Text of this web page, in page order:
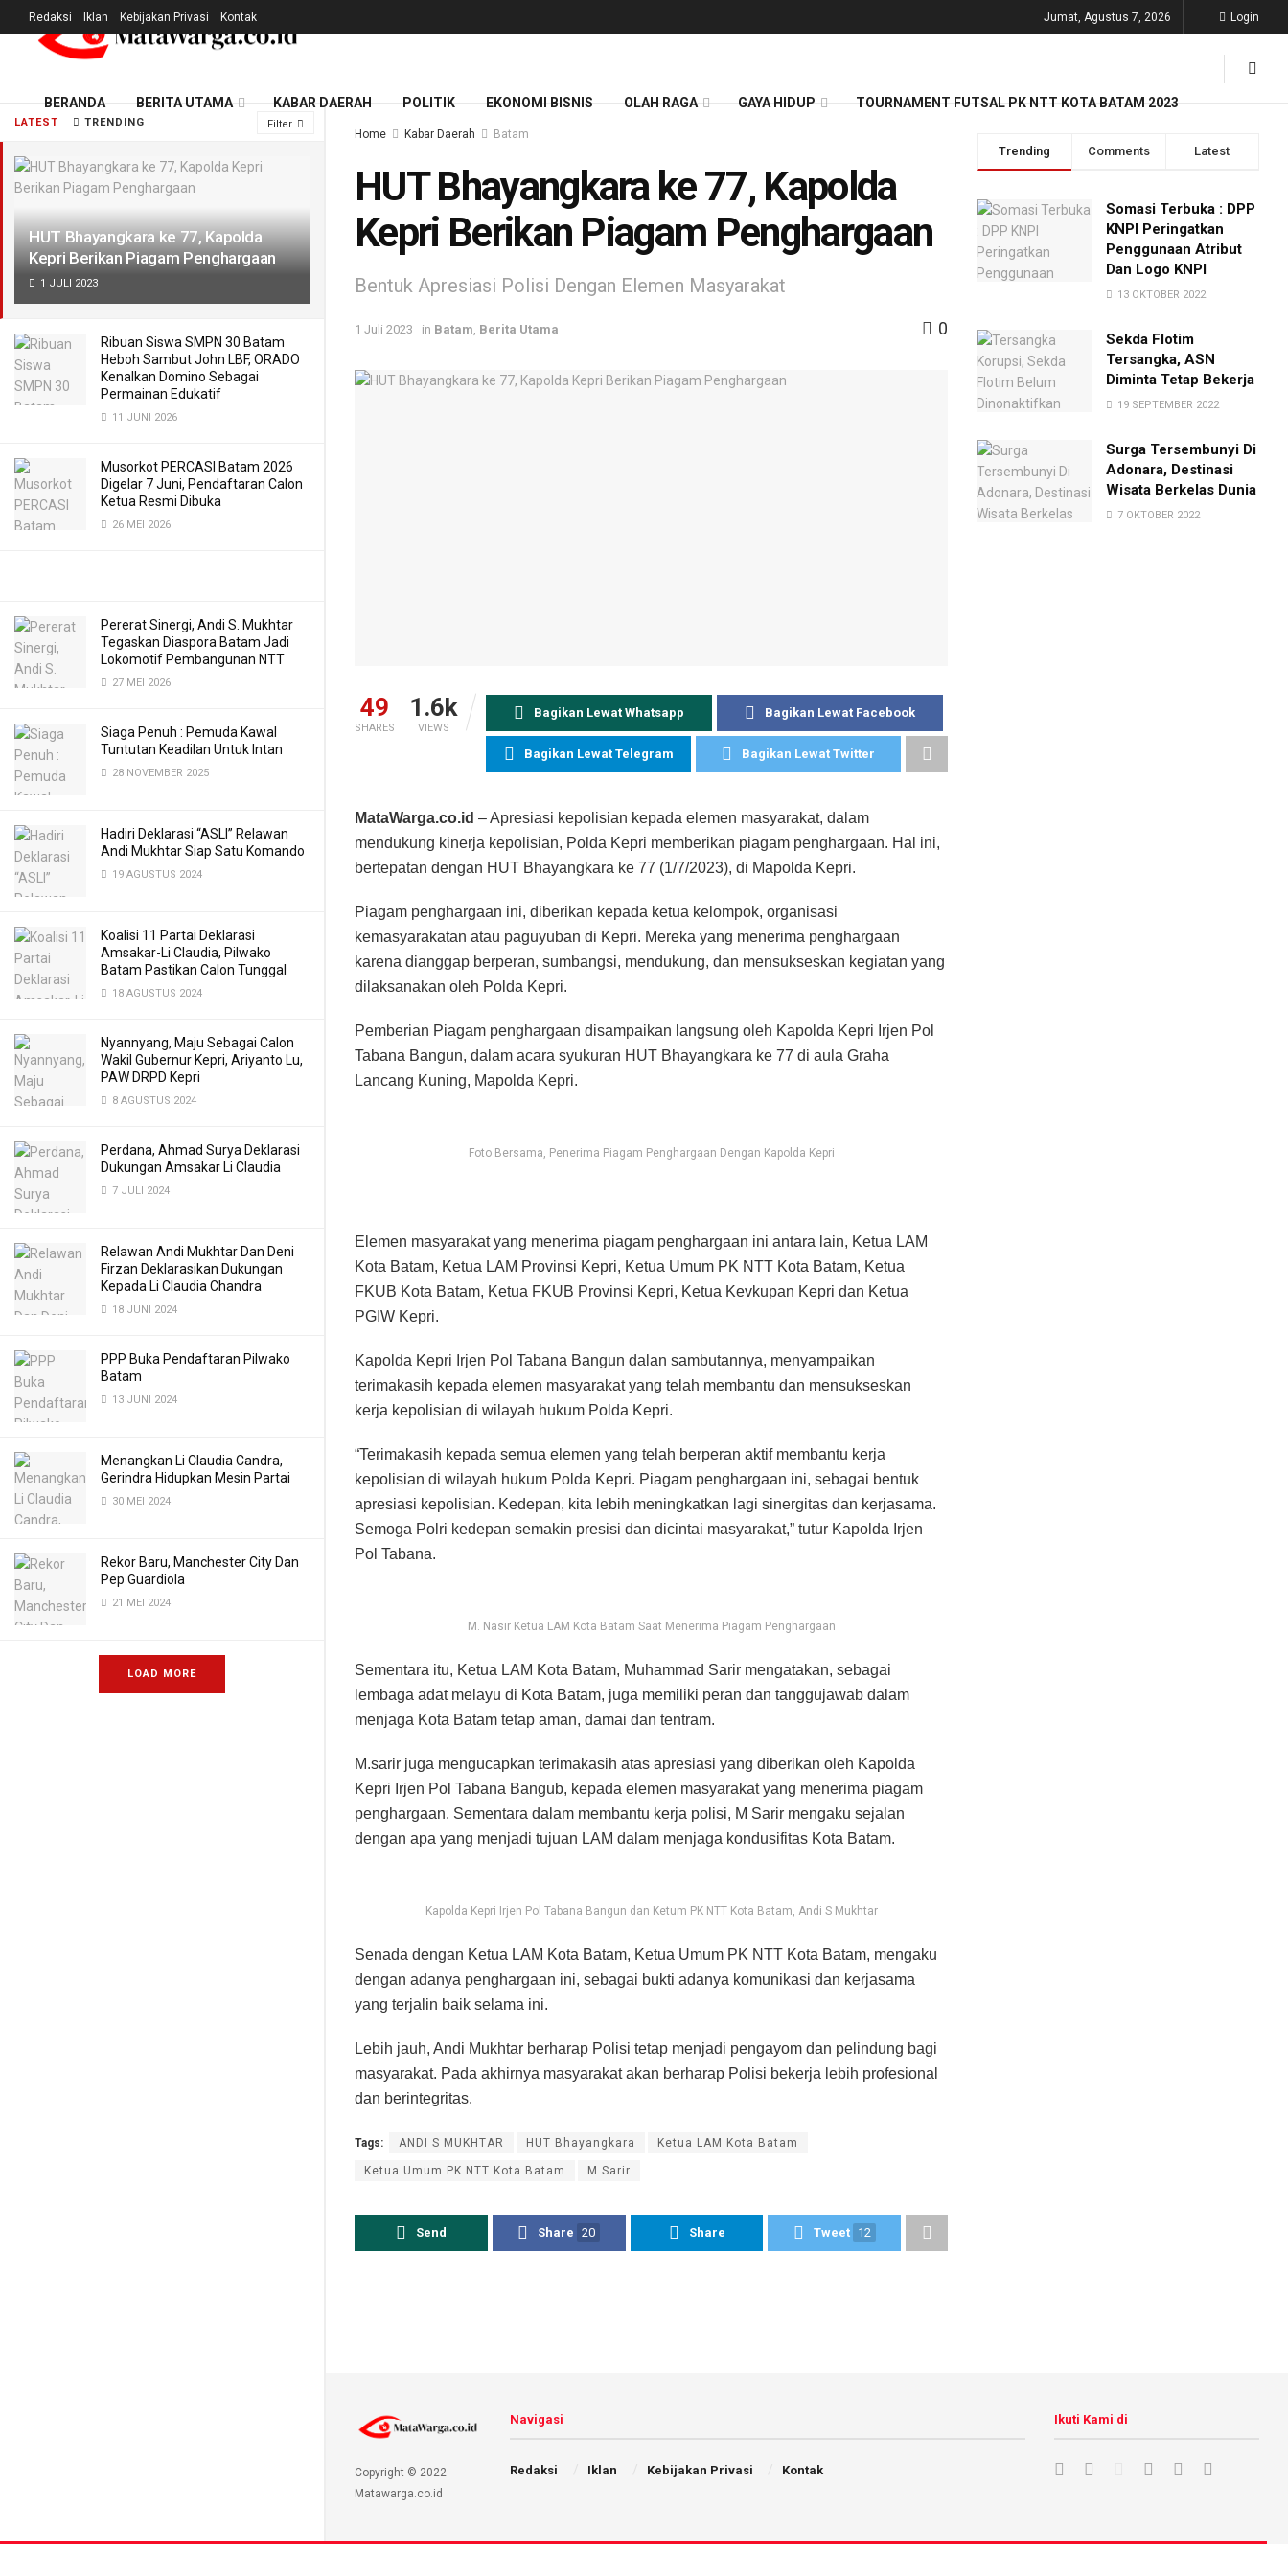
LATEST TRENDING Filter
HUT Bhayangkara ke 77, Kapolda
Kepri Berikan Piagam Penghargaan
1 JULI 2023
Ribuan Siswa SMPN 30 Batam
Heboh Sambut John LBF, ORADO
Kenalkan Domino Sebagai
Permainan Edukatif
11 JUNI 2026
Musorkot PERCASI Batam 2026
Digelar 7 Juni, Pendaftaran Calon
Ketua Resmi Dibuka
26 MEI 2026
Pererat Sinergi, Andi S. Mukhtar
Tegaskan Diaspora Batam Jadi
Lokomotif Pembangunan NTT
27 MEI 2026
Siaga Penuh : Pemuda Kawal
Tuntutan Keadilan Untuk Intan
28 NOVEMBER 2025
Hadiri Deklarasi “ASLI” Relawan
Andi Mukhtar Siap Satu Komando
19 AGUSTUS 2024
Koalisi 11 Partai Deklarasi
Amsakar-Li Claudia, Pilwako
Batam Pastikan Calon Tunggal
18 AGUSTUS 2024
Nyannyang, Maju Sebagai Calon
Wakil Gubernur Kepri, Ariyanto Lu,
PAW DRPD Kepri
8 AGUSTUS 2024
Perdana, Ahmad Surya Deklarasi
Dukungan Amsakar Li Claudia
7 JULI 2024
Relawan Andi Mukhtar Dan Deni
Firzan Deklarasikan Dukungan
Kepada Li Claudia Chandra
18 JUNI 2024
PPP Buka Pendaftaran Pilwako
Batam
13 JUNI 2024
Menangkan Li Claudia Candra,
Gerindra Hidupkan Mesin Partai
30 MEI 2024
Rekor Baru, Manchester City Dan
Pep Guardiola
21 MEI 2024
LOAD MORE
Redaksi Iklan Kebijakan Privasi Kontak Jumat, Agustus 7, 2026 Login
BERANDA BERITA UTAMA KABAR DAERAH POLITIK EKONOMI BISNIS OLAH RAGA GAYA HIDUP TOURNAMENT FUTSAL PK NTT KOTA BATAM 2023
Home Kabar Daerah Batam
HUT Bhayangkara ke 77, Kapolda
Kepri Berikan Piagam Penghargaan
Bentuk Apresiasi Polisi Dengan Elemen Masyarakat
1 Juli 2023 in Batam Berita Utama 0
49
SHARES
1.6k
VIEWS
Bagikan Lewat Whatsapp Bagikan Lewat Facebook
Bagikan Lewat Telegram Bagikan Lewat Twitter
MataWarga.co.id – Apresiasi kepolisian kepada elemen masyarakat, dalam
mendukung kinerja kepolisian, Polda Kepri memberikan piagam penghargaan. Hal ini,
bertepatan dengan HUT Bhayangkara ke 77 (1/7/2023), di Mapolda Kepri.
Piagam penghargaan ini, diberikan kepada ketua kelompok, organisasi
kemasyarakatan atau paguyuban di Kepri. Mereka yang menerima penghargaan
karena dianggap berperan, sumbangsi, mendukung, dan mensukseskan kegiatan yang
dilaksanakan oleh Polda Kepri.
Pemberian Piagam penghargaan disampaikan langsung oleh Kapolda Kepri Irjen Pol
Tabana Bangun, dalam acara syukuran HUT Bhayangkara ke 77 di aula Graha
Lancang Kuning, Mapolda Kepri.
Foto Bersama, Penerima Piagam Penghargaan Dengan Kapolda Kepri
Elemen masyarakat yang menerima piagam penghargaan ini antara lain, Ketua LAM
Kota Batam, Ketua LAM Provinsi Kepri, Ketua Umum PK NTT Kota Batam, Ketua
FKUB Kota Batam, Ketua FKUB Provinsi Kepri, Ketua Kevkupan Kepri dan Ketua
PGIW Kepri.
Kapolda Kepri Irjen Pol Tabana Bangun dalan sambutannya, menyampaikan
terimakasih kepada elemen masyarakat yang telah membantu dan mensukseskan
kerja kepolisian di wilayah hukum Polda Kepri.
“Terimakasih kepada semua elemen yang telah berperan aktif membantu kerja
kepolisian di wilayah hukum Polda Kepri. Piagam penghargaan ini, sebagai bentuk
apresiasi kepolisian. Kedepan, kita lebih meningkatkan lagi sinergitas dan kerjasama.
Semoga Polri kedepan semakin presisi dan dicintai masyarakat,” tutur Kapolda Irjen
Pol Tabana.
M. Nasir Ketua LAM Kota Batam Saat Menerima Piagam Penghargaan
Sementara itu, Ketua LAM Kota Batam, Muhammad Sarir mengatakan, sebagai
lembaga adat melayu di Kota Batam, juga memiliki peran dan tanggujawab dalam
menjaga Kota Batam tetap aman, damai dan tentram.
M.sarir juga mengucapkan terimakasih atas apresiasi yang diberikan oleh Kapolda
Kepri Irjen Pol Tabana Bangub, kepada elemen masyarakat yang menerima piagam
penghargaan. Sementara dalam membantu kerja polisi, M Sarir mengaku sejalan
dengan apa yang menjadi tujuan LAM dalam menjaga kondusifitas Kota Batam.
Kapolda Kepri Irjen Pol Tabana Bangun dan Ketum PK NTT Kota Batam, Andi S Mukhtar
Senada dengan Ketua LAM Kota Batam, Ketua Umum PK NTT Kota Batam, mengaku
dengan adanya penghargaan ini, sebagai bukti adanya komunikasi dan kerjasama
yang terjalin baik selama ini.
Lebih jauh, Andi Mukhtar berharap Polisi tetap menjadi pengayom dan pelindung bagi
masyarakat. Pada akhirnya masyarakat akan berharap Polisi bekerja lebih profesional
dan berintegritas.
Tags: ANDI S MUKHTAR HUT Bhayangkara Ketua LAM Kota Batam
Ketua Umum PK NTT Kota Batam M Sarir
Send Share 20 Share Tweet 12
Trending Comments Latest
Somasi Terbuka : DPP
KNPI Peringatkan
Penggunaan Atribut
Dan Logo KNPI
13 OKTOBER 2022
Sekda Flotim
Tersangka, ASN
Diminta Tetap Bekerja
19 SEPTEMBER 2022
Surga Tersembunyi Di
Adonara, Destinasi
Wisata Berkelas Dunia
7 OKTOBER 2022
Copyright © 2022 -
Matawarga.co.id
Navigasi
Redaksi Iklan Kebijakan Privasi Kontak
Ikuti Kami di